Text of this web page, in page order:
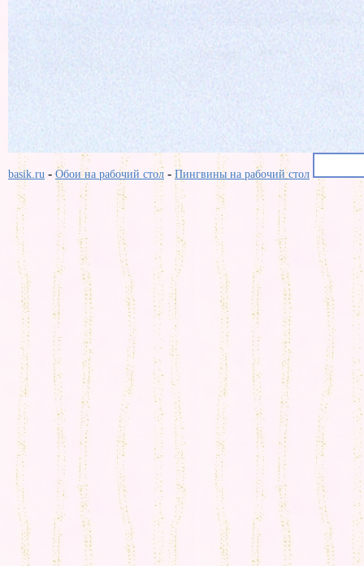
basik.ru -Обои на рабочий стол - Пингвины на рабочий стол